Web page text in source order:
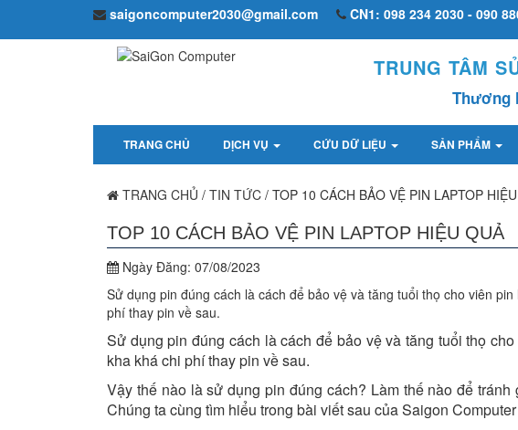
saigoncomputer2030@gmail.com CN1: 098 234 2030 - 090
TRUNG TÂM
Thương
TRANG CHỦ DỊCH VỤ CỨU DỮ LIỆU SẢN PHẨM
TRANG CHỦ / TIN TỨC / TOP 10 CÁCH BẢO VỆ PIN LAPTOP
TOP 10 CÁCH BẢO VỆ PIN LAPTOP HIỆU QUẢ
Ngày Đăng: 07/08/2023
Sử dụng pin đúng cách là cách để bảo vệ và tăng tuổi thọ cho viên
phí thay pin về sau.
Sử dụng pin đúng cách là cách để bảo vệ và tăng tuổi thọ
kha khá chi phí thay pin về sau.
Vậy thế nào là sử dụng pin đúng cách? Làm thế nào để
Chúng ta cùng tìm hiểu trong bài viết sau của Saigon